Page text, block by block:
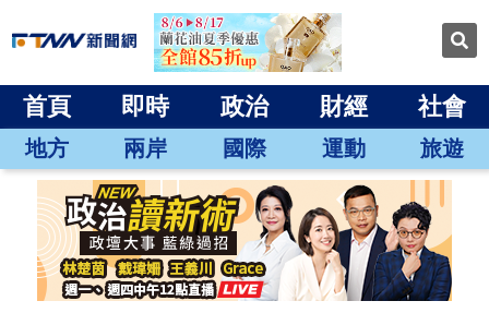
首頁 即時 政治 財經 社會
地方 兩岸 國際 運動 旅遊